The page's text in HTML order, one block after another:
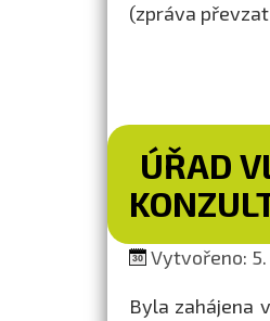
(zpráva
ÚŘAD
Vytvořeno: 5.
Byla zahájena